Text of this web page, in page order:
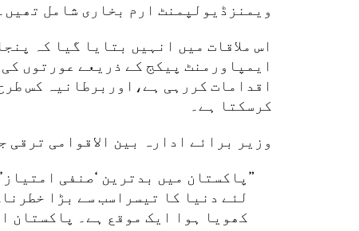
ویمنزڈیولپمنٹ ارم بخاری شامل
اس ملاقات میں انہیں بتایا گیا کہ
ایمپاورمنٹ پیکج کے ذریعے عورتوں
اقدامات کررہی ہے،اوربرطانیہ کس
کرسکتا ہے۔
وزیر برائے ادارہ بین الاقوامی ترقی
پاکستان میں بدترین ‘صنفی
لئے دنیا کا تیسراسب سے بڑا
کھویا ہوا ایک موقع ہے۔ پاکستان